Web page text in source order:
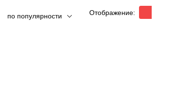
по популярности Отображение: